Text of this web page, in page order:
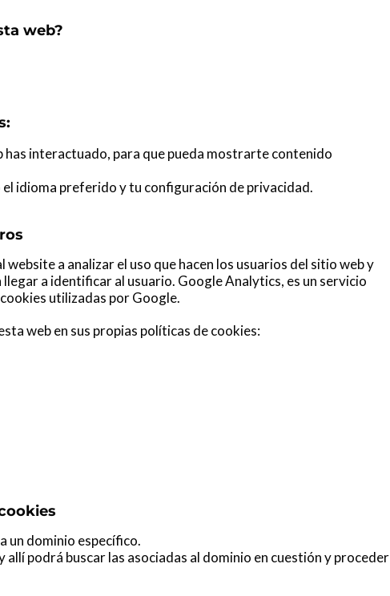
web?
has interactuado, para que pueda mostrarte contenido
idioma preferido y tu configuración de privacidad.
a analizar el uso que hacen los usuarios del sitio web y
a identificar al usuario. Google Analytics, es un servicio
utilizadas por Google.
web en sus propias políticas de cookies:
un dominio específico.
podrá buscar las asociadas al dominio en cuestión y proceder